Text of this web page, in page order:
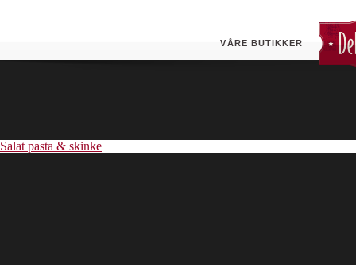
VÅRE BUTIKKER
Salat pasta & skinke